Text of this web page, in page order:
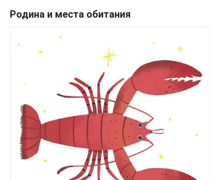
Родина и места обитания